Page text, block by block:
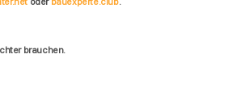
brauchen.